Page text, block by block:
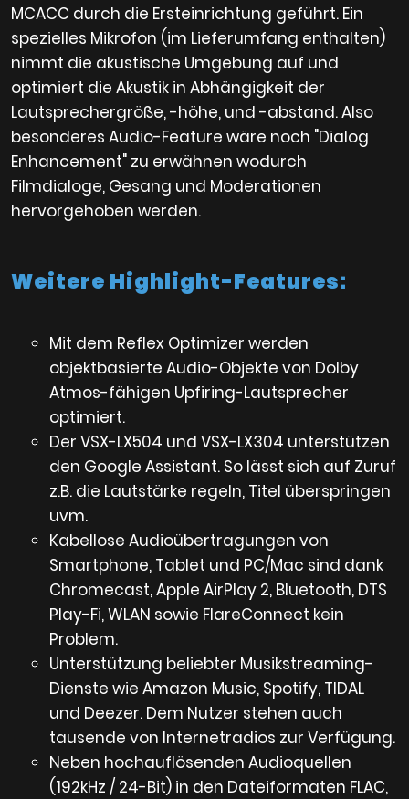
MCACC durch die Ersteinrichtung geführt. Ein
spezielles Mikrofon (im Lieferumfang enthalten)
nimmt die akustische Umgebung auf und
optimiert die Akustik in Abhängigkeit der
Lautsprechergröße, -höhe, und -abstand. Also
besonderes Audio-Feature wäre noch "Dialog
Enhancement" zu erwähnen wodurch
Filmdialoge, Gesang und Moderationen
hervorgehoben werden.
Weitere Highlight-Features:
Mit dem Reflex Optimizer werden
objektbasierte Audio-Objekte von Dolby
Atmos-fähigen Upfiring-Lautsprecher
optimiert.
Der VSX-LX504 und VSX-LX304 unterstützen
den Google Assistant. So lässt sich auf Zuruf
z.B. die Lautstärke regeln, Titel überspringen
uvm.
Kabellose Audioübertragungen von
Smartphone, Tablet und PC/Mac sind dank
Chromecast, Apple AirPlay 2, Bluetooth, DTS
Play-Fi, WLAN sowie FlareConnect kein
Problem.
Unterstützung beliebter Musikstreaming-
Dienste wie Amazon Music, Spotify, TIDAL
und Deezer. Dem Nutzer stehen auch
tausende von Internetradios zur Verfügung.
Neben hochauflösenden Audioquellen
(192kHz / 24-Bit) in den Dateiformaten FLAC,